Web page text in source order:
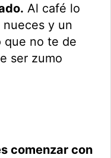
Al café lo
nueces y un
que no te de
ser zumo
comenzar con